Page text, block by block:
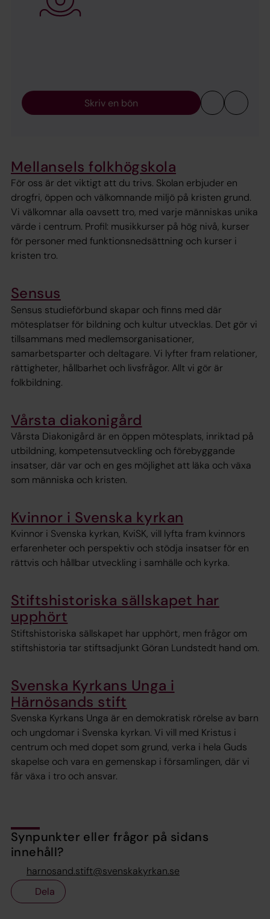
Skriv en bön
Mellansels folkhögskola
För oss är det viktigt att du trivs. Skolan erbjuder en
drogfri, öppen och välkomnande miljö på kristen grund.
Vi välkomnar alla oavsett tro, med varje människas unika
värde i centrum. Profil: musikkurser på hög nivå, kurser
för personer med funktionsnedsättning och kurser i
kristen tro.
Sensus
Sensus studieförbund skapar och finns med där
mötesplatser för bildning och kultur utvecklas. Det gör vi
tillsammans med medlemsorganisationer,
samarbetsparter och deltagare. Vi lyfter fram relationer,
rättigheter, hållbarhet och livsfrågor. Allt vi gör är
folkbildning.
Vårsta diakonigård
Vårsta Diakonigård är en öppen mötesplats, inriktad på
utbildning, kompetensutveckling och förebyggande
insatser, där var och en ges möjlighet att läka och växa
som människa och kristen.
Kvinnor i Svenska kyrkan
Kvinnor i Svenska kyrkan, KviSK, vill lyfta fram kvinnors
erfarenheter och perspektiv och stödja insatser för en
rättvis och hållbar utveckling i samhälle och kyrka.
Stiftshistoriska sällskapet har
upphört
Stiftshistoriska sällskapet har upphört, men frågor om
stiftshistoria tar stiftsadjunkt Göran Lundstedt hand om.
Svenska Kyrkans Unga i
Härnösands stift
Svenska Kyrkans Unga är en demokratisk rörelse av barn
och ungdomar i Svenska kyrkan. Vi vill med Kristus i
centrum och med dopet som grund, verka i hela Guds
skapelse och vara en gemenskap i församlingen, där vi
får växa i tro och ansvar.
Synpunkter eller frågor på sidans
innehåll?
harnosand.stift@svenskakyrkan.se
Dela